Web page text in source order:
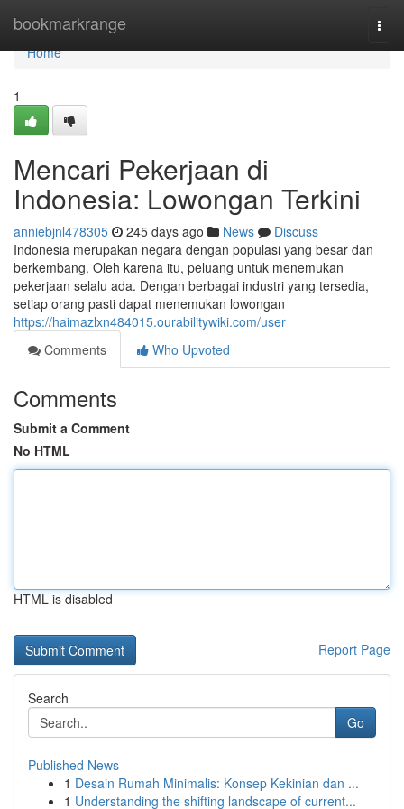
bookmarkrange
Home
Home
1
Mencari Pekerjaan di
Indonesia: Lowongan Terkini
anniebjnl478305 245 days ago News
Discuss
Indonesia merupakan negara dengan populasi yang besar dan
berkembang. Oleh karena itu, peluang untuk menemukan
pekerjaan selalu ada. Dengan berbagai industri yang tersedia,
setiap orang pasti dapat menemukan lowongan
https://haimazlxn484015.ourabilitywiki.com/user
Comments
Who Upvoted
Comments
Submit a Comment
No HTML
HTML is disabled
Report Page
Search
Go
Published News
1 Desain Rumah Minimalis: Konsep Kekinian dan ...
1 Understanding the shifting landscape of current...